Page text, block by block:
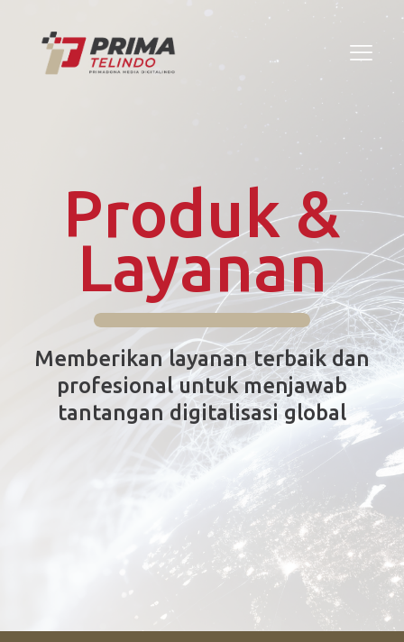
Produk &
Layanan
Memberikan layanan terbaik dan
profesional untuk menjawab
tantangan digitalisasi global